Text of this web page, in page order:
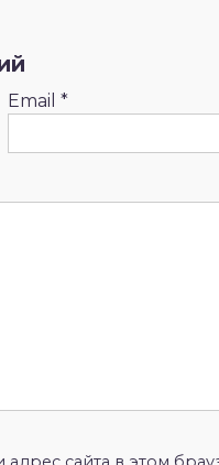
Email *